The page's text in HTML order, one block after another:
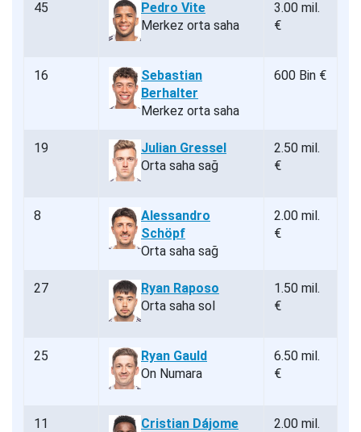
45
Pedro Vite
Merkez orta saha
3.00 mil.
€
16
Sebastian
Berhalter
Merkez orta saha
600 Bin €
19
Julian Gressel
Orta saha sağ
2.50 mil.
€
8
Alessandro
Schöpf
Orta saha sağ
2.00 mil.
€
27
Ryan Raposo
Orta saha sol
1.50 mil.
€
25
Ryan Gauld
On Numara
6.50 mil.
€
11
Cristian Dájome
2.00 mil.